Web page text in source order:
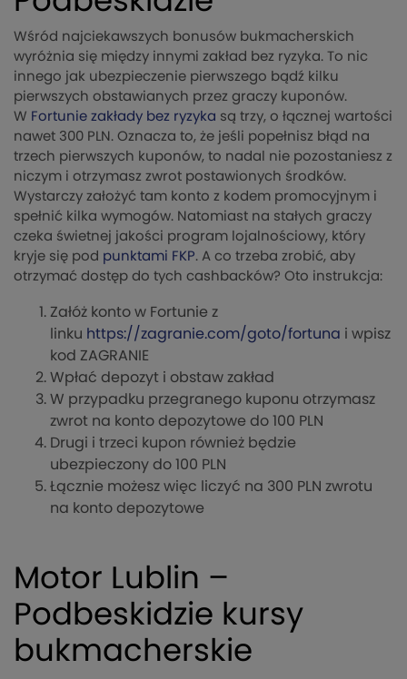
Wśród najciekawszych bonusów bukmacherskich
wyróżnia się między innymi zakład bez ryzyka. To nic
innego jak ubezpieczenie pierwszego bądź kilku
pierwszych obstawianych przez graczy kuponów.
W Fortunie zakłady bez ryzyka są trzy, o łącznej wartości
nawet 300 PLN. Oznacza to, że jeśli popełnisz błąd na
trzech pierwszych kuponów, to nadal nie pozostaniesz z
niczym i otrzymasz zwrot postawionych środków.
Wystarczy założyć tam konto z kodem promocyjnym i
spełnić kilka wymogów. Natomiast na stałych graczy
czeka świetnej jakości program lojalnościowy, który
kryje się pod punktami FKP. A co trzeba zrobić, aby
otrzymać dostęp do tych cashbacków? Oto instrukcja:
Załóż konto w Fortunie z
linku https://zagranie.com/goto/fortuna i wpisz
kod ZAGRANIE
Wpłać depozyt i obstaw zakład
W przypadku przegranego kuponu otrzymasz
zwrot na konto depozytowe do 100 PLN
Drugi i trzeci kupon również będzie
ubezpieczony do 100 PLN
Łącznie możesz więc liczyć na 300 PLN zwrotu
na konto depozytowe
Motor Lublin –
Podbeskidzie kursy
bukmacherskie